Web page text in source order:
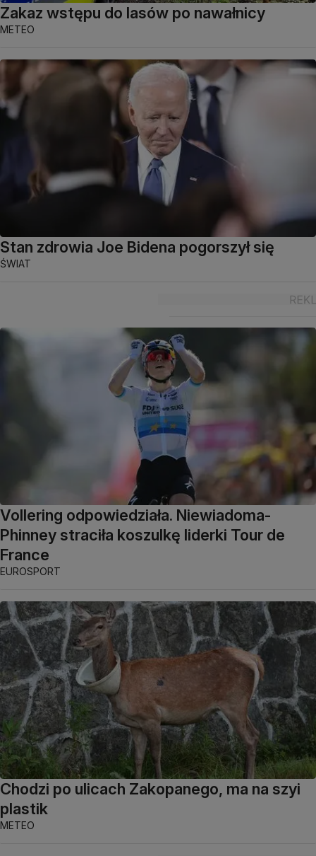
Zakaz wstępu do lasów po nawałnicy
METEO
Stan zdrowia Joe Bidena pogorszył się
ŚWIAT
Vollering odpowiedziała. Niewiadoma-
Phinney straciła koszulkę liderki Tour de
France
EUROSPORT
Chodzi po ulicach Zakopanego, ma na szyi
plastik
METEO